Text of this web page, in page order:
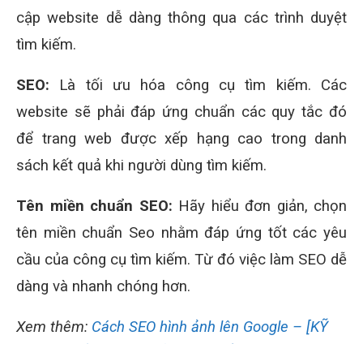
cập website dễ dàng thông qua các trình duyệt
tìm kiếm.
SEO: Là tối ưu hóa công cụ tìm kiếm. Các
website sẽ phải đáp ứng chuẩn các quy tắc đó
để trang web được xếp hạng cao trong danh
sách kết quả khi người dùng tìm kiếm.
Tên miền chuẩn SEO: Hãy hiểu đơn giản, chọn
tên miền chuẩn Seo nhằm đáp ứng tốt các yêu
cầu của công cụ tìm kiếm. Từ đó việc làm SEO dễ
dàng và nhanh chóng hơn.
Xem thêm: Cách SEO hình ảnh lên Google – [KỸ